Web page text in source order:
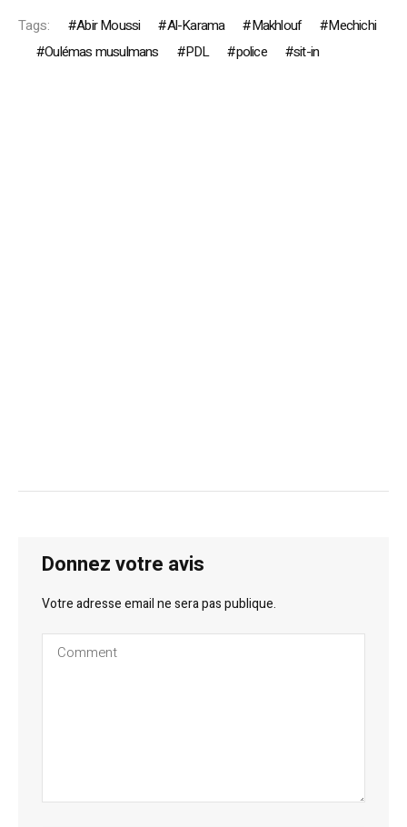
Tags: Abir Moussi Al-Karama Makhlouf
Mechichi
Oulémas musulmans
PDL police sit-in
Donnez votre avis
Votre adresse email ne sera pas publique.